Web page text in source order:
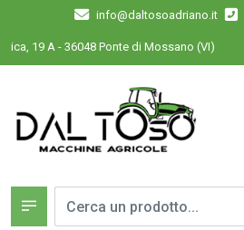
info@daltosoadriano.it
19 A - 36048 Ponte di Mossano (VI)